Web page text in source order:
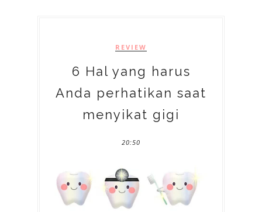
REVIEW
6 Hal yang harus
Anda perhatikan saat
menyikat gigi
20:50